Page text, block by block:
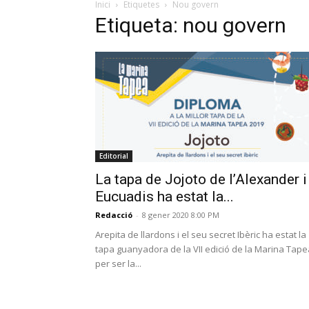
Inici Etiquetes Nou govern
Etiqueta: nou govern
Editorial
La tapa de Jojoto de l’Alexander i
Eucuadis ha estat la...
Redacció - 8 gener 2020 8:00 PM
Arepita de llardons i el seu secret Ibèric ha estat la
tapa guanyadora de la VII edició de la Marina
per ser la...